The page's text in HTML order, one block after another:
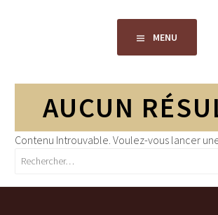
MENU
AUCUN
Contenu Introuvable. Voulez-vous lancer
Rechercher :